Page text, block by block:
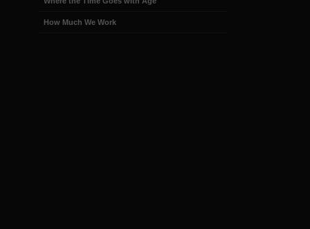
How Much We Work